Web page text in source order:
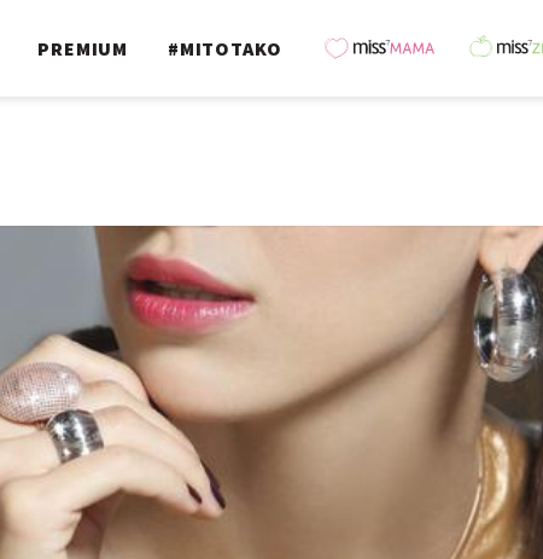
PREMIUM #MITOTAKO